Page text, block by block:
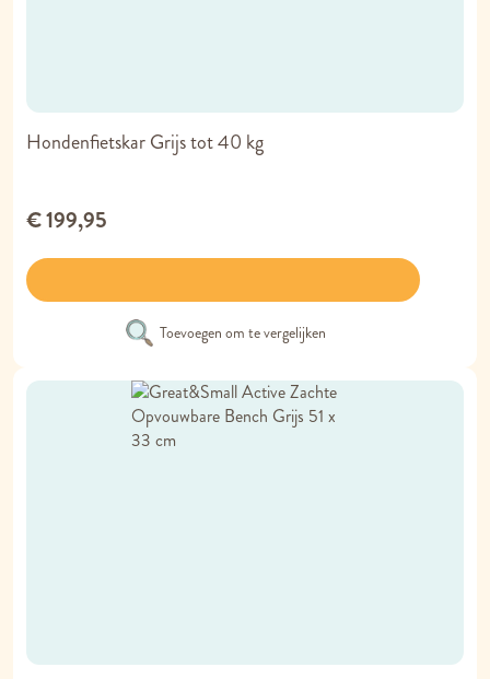
Hondenfietskar Grijs tot 40 kg
€ 199,95
Toevoegen om te vergelijken